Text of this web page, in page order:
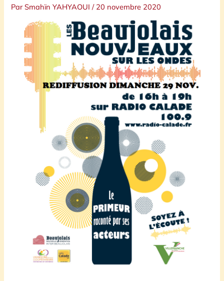
ParSmahïn YAHYAOUI/ 20 novembre 2020